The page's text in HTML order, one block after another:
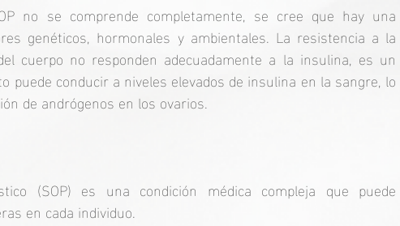
no se comprende completamente, se cree que hay una
genéticos, hormonales y ambientales. La resistencia a la
cuerpo no responden adecuadamente a la insulina, es un
puede conducir a niveles elevados de insulina en la sangre, lo
de andrógenos en los ovarios.
(SOP) es una condición médica compleja que puede
en cada individuo.